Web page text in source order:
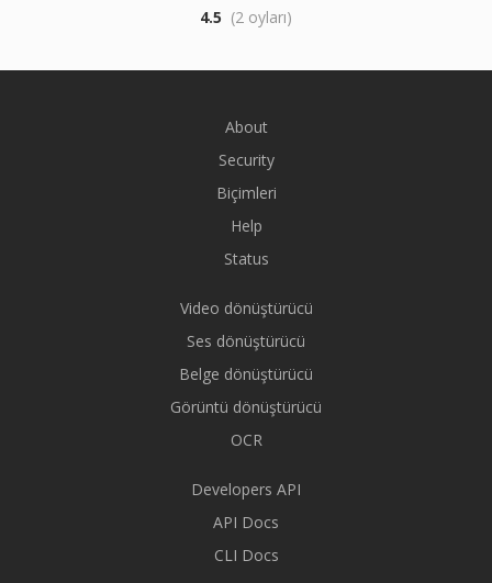
4.5 (2 oyları)
About
Security
Biçimleri
Help
Status
Video dönüştürücü
Ses dönüştürücü
Belge dönüştürücü
Görüntü dönüştürücü
OCR
Developers API
API Docs
CLI Docs